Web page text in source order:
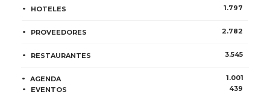
HOTELES 1.797
PROVEEDORES 2.782
RESTAURANTES 3.545
AGENDA
1.001
EVENTOS
439